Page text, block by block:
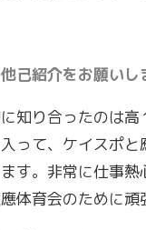
紹介をお願いし
に知り合ったのは
って、ケイスポ
す。非常に仕事
体育会のために頑